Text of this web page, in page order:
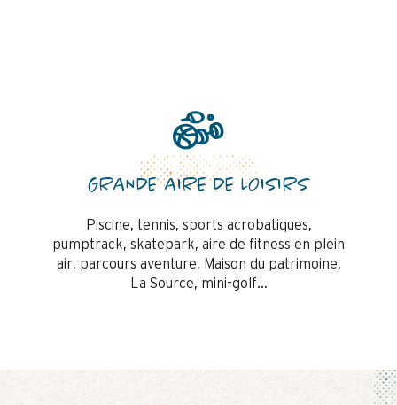
GRANDE AIRE DE LOISIRS
Piscine, tennis, sports acrobatiques,
pumptrack, skatepark, aire de fitness en plein
air, parcours aventure, Maison du patrimoine,
La Source, mini-golf…